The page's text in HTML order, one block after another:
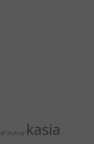
ślubny kasia